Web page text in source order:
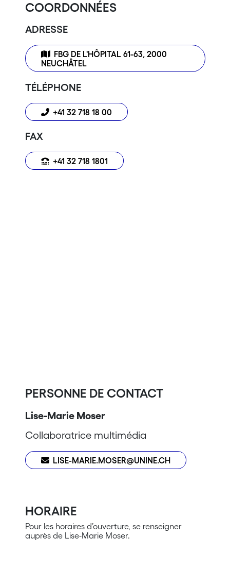
COORDONNÉES
ADRESSE
FBG DE L'HÔPITAL 61-63, 2000
NEUCHÂTEL
TÉLÉPHONE
+41 32 718 18 00
FAX
+41 32 718 1801
PERSONNE DE CONTACT
Lise-Marie Moser
Collaboratrice multimédia
LISE-MARIE.MOSER@UNINE.CH
HORAIRE
Pour les horaires d’ouverture, se renseigner
auprès de Lise-Marie Moser.